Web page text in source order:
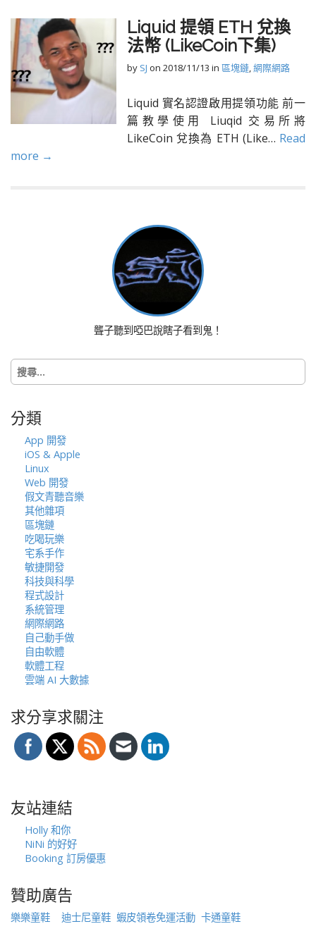
Liquid 提領 ETH 兌換
法幣 (LikeCoin下集)
by SJ on 2018/11/13 in 區塊鏈,網際網路
Liquid 實名認證啟用提領功能 前一
篇教學使用 Liuqid 交易所將
LikeCoin 兌換為 ETH (Like… Read
more →
聾子聽到啞巴說瞎子看到鬼！
搜
尋
字:
分類
App 開發
iOS & Apple
Linux
Web 開發
假文青聽音樂
其他雜項
區塊鏈
吃喝玩樂
宅系手作
敏捷開發
科技與科學
程式設計
系統管理
網際網路
自己動手做
自由軟體
軟體工程
雲端 AI 大數據
求分享求關注
友站連結
Holly 和你
NiNi 的好好
Booking 訂房優惠
贊助廣告
樂樂童鞋 迪士尼童鞋 蝦皮領卷免運活動 卡通童鞋